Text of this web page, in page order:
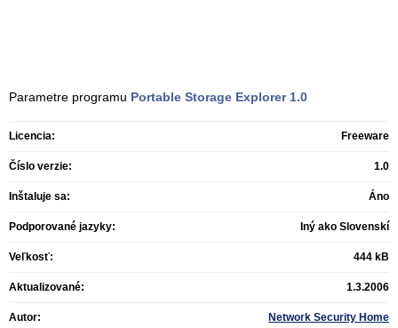
Parametre programu Portable Storage Explorer 1.0
Licencia: Freeware
Číslo verzie: 1.0
Inštaluje sa: Áno
Podporované jazyky: Iný ako Slovenskí
Veľkosť: 444 kB
Aktualizované: 1.3.2006
Autor: Network Security Home